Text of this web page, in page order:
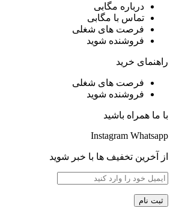
درباره مگابی
تماس با مگابی
فرصت های شغلی
فروشنده شوید
راهنمای خرید
فرصت های شغلی
فروشنده شوید
با ما همراه باشید
Instagram Whatsapp
از آخرین تخفیف ها با خبر شوید